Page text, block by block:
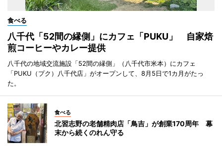
食べる
八千代「52間の縁側」にカフェ「PUKU」 自家焙
煎コーヒーやカレー提供
八千代の地域交流施設「52間の縁側」（八千代市米本）にカフェ
「PUKU（プク）八千代店」がオープンして、8月5日で1カ月がたっ
た。
食べる
北習志野の老舗精肉店「鳥吉」が創業170周年 幕
末から続くのれん守る